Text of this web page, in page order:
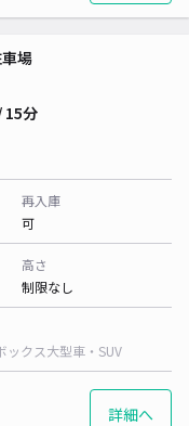
場
15分
再入庫
可
高さ
制限なし
ックス大型車・SUV
詳細へ